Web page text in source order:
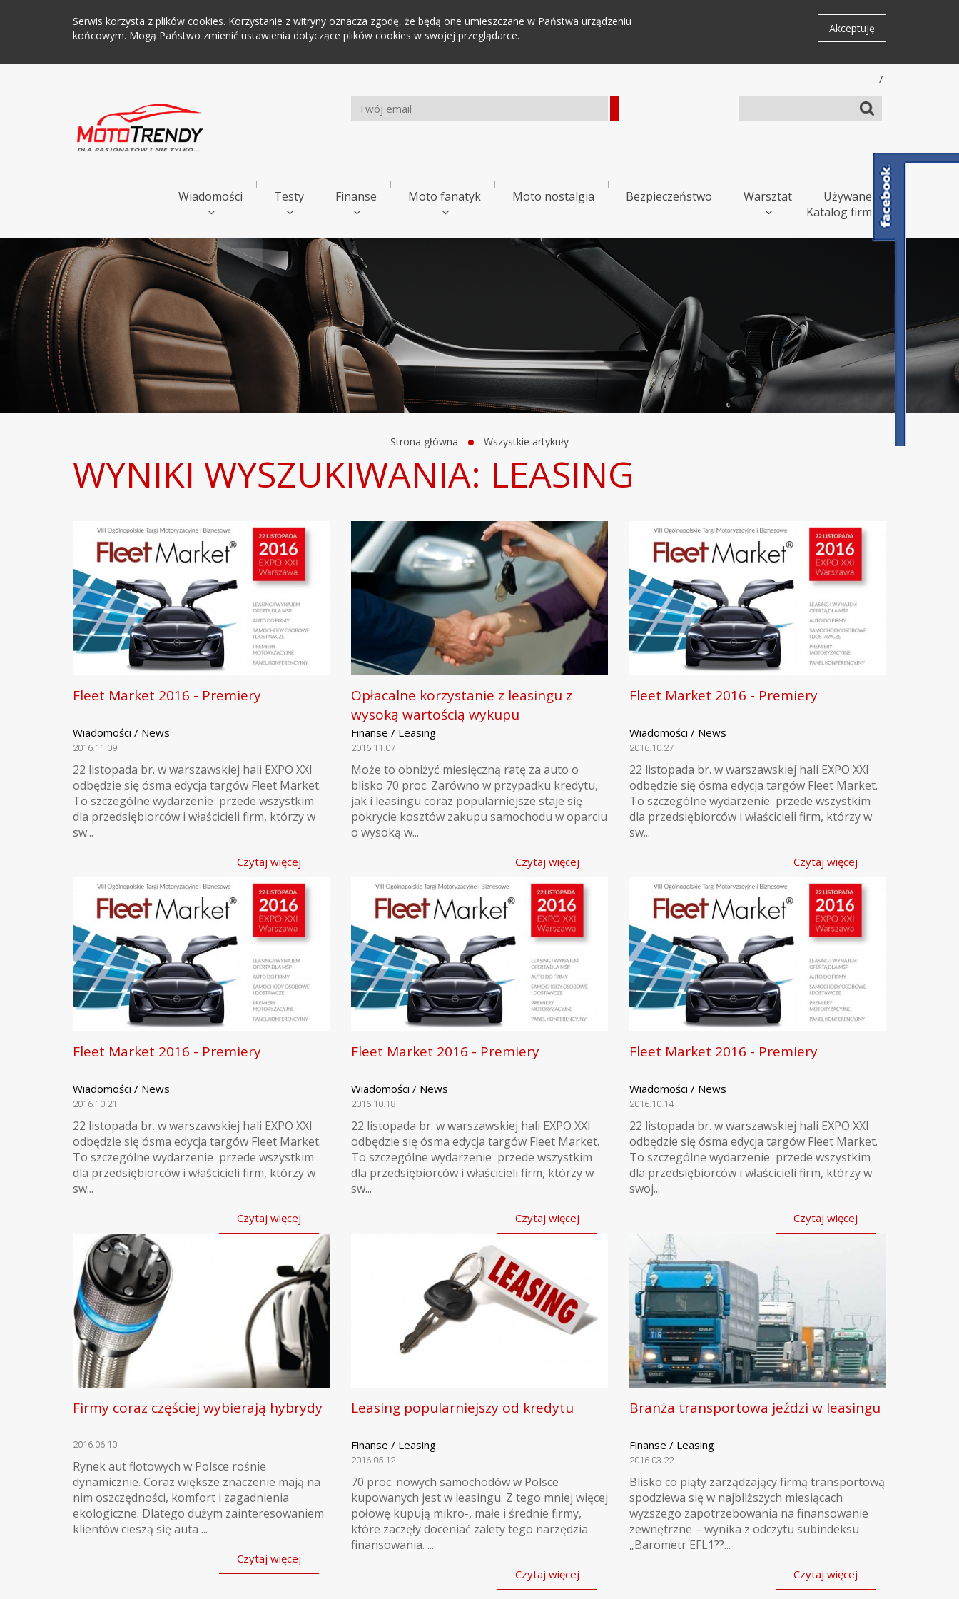
Serwis korzysta z plików cookies. Korzystanie z witryny oznacza zgodę, że będą one umieszczane w Państwa urządzeniu
końcowym. Mogą Państwo zmienić ustawienia dotyczące plików cookies w swojej przeglądarce.
Akceptuję
/
Wiadomości Testy Finanse Moto fanatyk Moto nostalgia Bezpieczeństwo Warsztat
Używane
Katalog firm
Strona główna Wszystkie artykuły
WYNIKI WYSZUKIWANIA: LEASING
Fleet Market 2016 - Premiery
Wiadomości / News
2016.11.09
22 listopada br. w warszawskiej hali EXPO XXI
odbędzie się ósma edycja targów Fleet Market.
To szczególne wydarzenie przede wszystkim
dla przedsiębiorców i właścicieli firm, którzy w
sw...
Czytaj więcej
Opłacalne korzystanie z leasingu z
wysoką wartością wykupu
Finanse / Leasing
2016.11.07
Może to obniżyć miesięczną ratę za auto o
blisko 70 proc. Zarówno w przypadku kredytu,
jak i leasingu coraz popularniejsze staje się
pokrycie kosztów zakupu samochodu w oparciu
o wysoką w...
Czytaj więcej
Fleet Market 2016 - Premiery
Wiadomości / News
2016.10.27
22 listopada br. w warszawskiej hali EXPO XXI
odbędzie się ósma edycja targów Fleet Market.
To szczególne wydarzenie przede wszystkim
dla przedsiębiorców i właścicieli firm, którzy w
sw...
Czytaj więcej
Fleet Market 2016 - Premiery
Wiadomości / News
2016.10.21
22 listopada br. w warszawskiej hali EXPO XXI
odbędzie się ósma edycja targów Fleet Market.
To szczególne wydarzenie przede wszystkim
dla przedsiębiorców i właścicieli firm, którzy w
sw...
Czytaj więcej
Fleet Market 2016 - Premiery
Wiadomości / News
2016.10.18
22 listopada br. w warszawskiej hali EXPO XXI
odbędzie się ósma edycja targów Fleet Market.
To szczególne wydarzenie przede wszystkim
dla przedsiębiorców i właścicieli firm, którzy w
sw...
Czytaj więcej
Fleet Market 2016 - Premiery
Wiadomości / News
2016.10.14
22 listopada br. w warszawskiej hali EXPO XXI
odbędzie się ósma edycja targów Fleet Market.
To szczególne wydarzenie przede wszystkim
dla przedsiębiorców i właścicieli firm, którzy w
swoj...
Czytaj więcej
Firmy coraz częściej wybierają hybrydy
2016.06.10
Rynek aut flotowych w Polsce rośnie
dynamicznie. Coraz większe znaczenie mają na
nim oszczędności, komfort i zagadnienia
ekologiczne. Dlatego dużym zainteresowaniem
klientów cieszą się auta ...
Czytaj więcej
Leasing popularniejszy od kredytu
Finanse / Leasing
2016.05.12
70 proc. nowych samochodów w Polsce
kupowanych jest w leasingu. Z tego mniej więcej
połowę kupują mikro-, małe i średnie firmy,
które zaczęły doceniać zalety tego narzędzia
finansowania. ...
Czytaj więcej
Branża transportowa jeździ w leasingu
Finanse / Leasing
2016.03.22
Blisko co piąty zarządzający firmą transportową
spodziewa się w najbliższych miesiącach
wyższego zapotrzebowania na finansowanie
zewnętrzne – wynika z odczytu subindeksu
„Barometr EFL1??...
Czytaj więcej